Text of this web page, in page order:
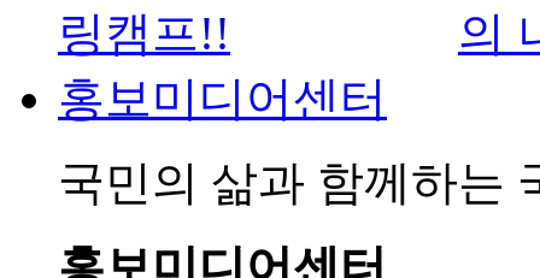
홍보미디어센터
국민의 삶과 함께하는
홍보미디어센터